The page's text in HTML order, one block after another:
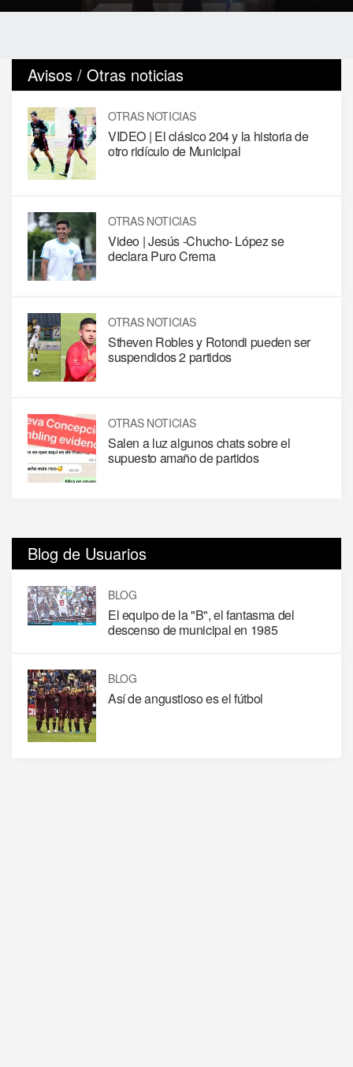
Avisos / Otras noticias
OTRAS NOTICIAS
VIDEO | El clásico 204 y la historia de
otro ridículo de Municipal
OTRAS NOTICIAS
Video | Jesús -Chucho- López se
declara Puro Crema
OTRAS NOTICIAS
Stheven Robles y Rotondi pueden ser
suspendidos 2 partidos
OTRAS NOTICIAS
Salen a luz algunos chats sobre el
supuesto amaño de partidos
Blog de Usuarios
BLOG
El equipo de la "B", el fantasma del
descenso de municipal en 1985
BLOG
Así de angustioso es el fútbol